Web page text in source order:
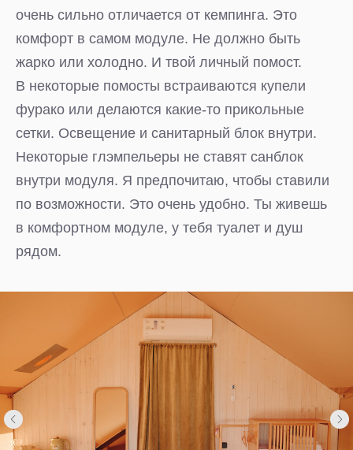
очень сильно отличается от кемпинга. Это
комфорт в самом модуле. Не должно быть
жарко или холодно. И твой личный помост.
В некоторые помосты встраиваются купели
фурако или делаются какие-то прикольные
сетки. Освещение и санитарный блок внутри.
Некоторые глэмпельеры не ставят санблок
внутри модуля. Я предпочитаю, чтобы ставили
по возможности. Это очень удобно. Ты живешь
в комфортном модуле, у тебя туалет и душ
рядом.